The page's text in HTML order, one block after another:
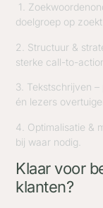
1.
doelgroep op
2. Structuur &
sterke call-to-
3. Tekstschrijven
én lezers
4. Optimalisatie &
bij waar nodig.
Klaar voor
klanten?